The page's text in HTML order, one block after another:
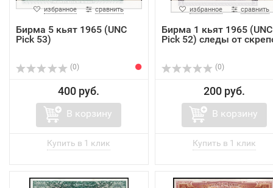
избранное сравнить
Бирма 5 кьят 1965 (UNC
Pick 53)
(0)
400 руб.
В корзину
избранное сравнить
Бирма 1 кьят 1965 (UNC
Pick 52) следы от
(0)
200 руб.
В корзину